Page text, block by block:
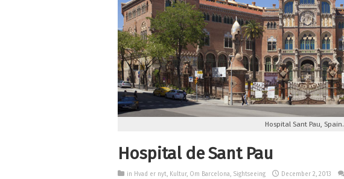
Hospital Sant Pau, Spain.
Hospital de Sant Pau
in Hvad er nyt, Kultur, Om Barcelona, Sightseeing December 2, 2013